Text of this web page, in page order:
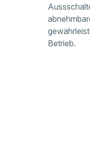
Betrieb.